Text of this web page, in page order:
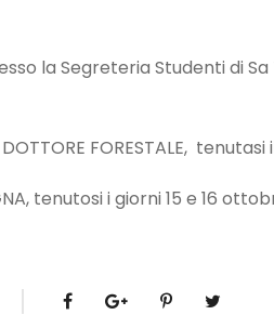
la Segreteria Studenti di
FORESTALE,
tenutosi i giorni 15 e 16